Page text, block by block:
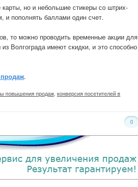
но и небольшие стикеры со штрих-
и пополнять баллами один счет.
то можно проводить временные акции для
Волгограда имеют скидки, и это способно
.
повышения продаж конверсия посетителей в
0